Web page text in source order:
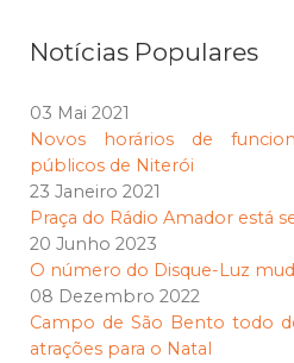
Notícias Populares
03 Mai 2021
Novos horários de
públicos de Niterói
23 Janeiro 2021
Praça do Rádio Amador está
20 Junho 2023
O número do Disque-Luz
08 Dezembro 2022
Campo de São Bento todo
atrações para o Natal